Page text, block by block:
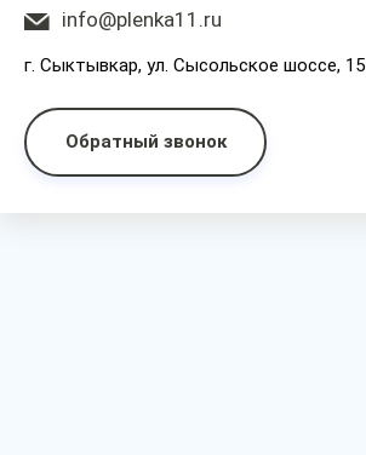
info@plenka11.ru
г. Сыктывкар, ул. Сысольское шоссе, 15
Обратный звонок